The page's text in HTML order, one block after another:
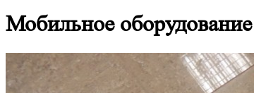
Мобильное